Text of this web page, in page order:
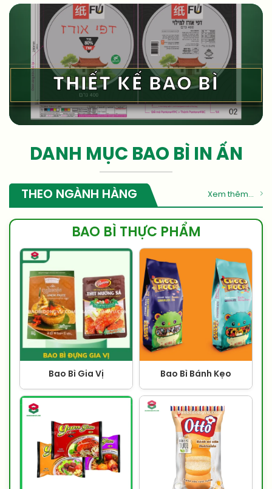
THIẾT KẾ BAO BÌ
DANH MỤC BAO BÌ IN ẤN
THEO NGÀNH HÀNG Xem thêm...
BAO BÌ THỰC PHẨM
Bao Bì Gia Vị Bao Bì Bánh Kẹo